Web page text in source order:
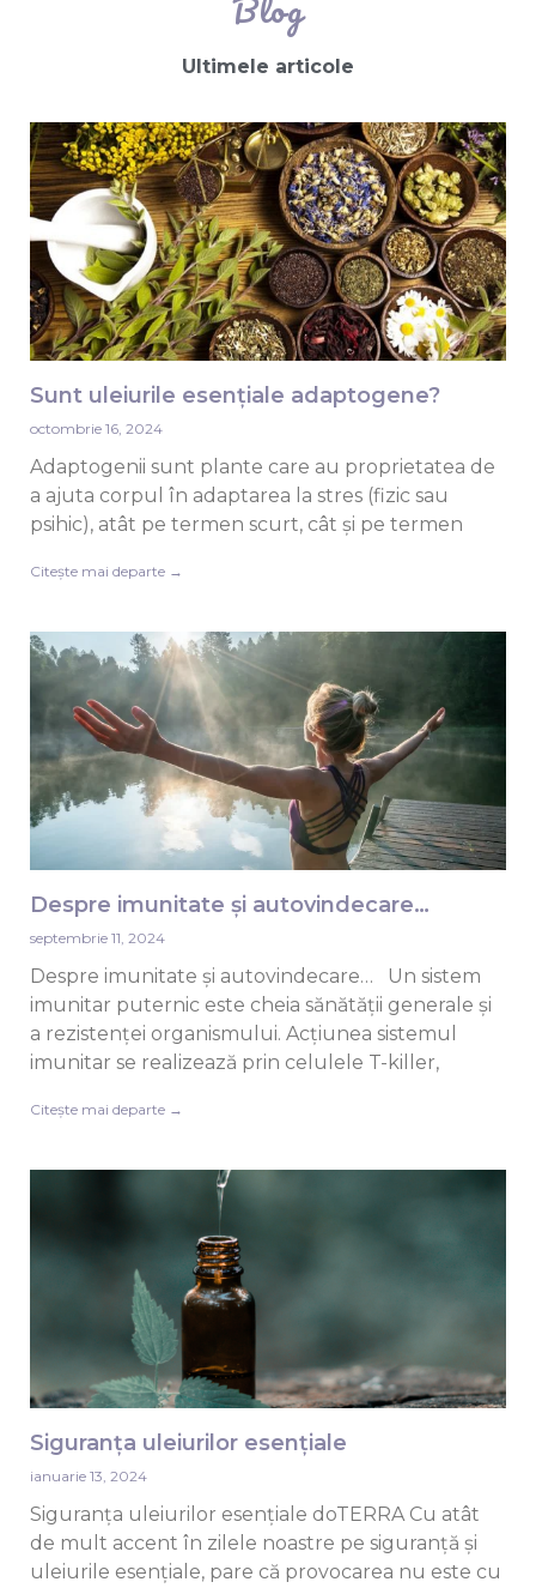
Ultimele articole
Sunt uleiurile esențiale adaptogene?
octombrie 16, 2024
Adaptogenii sunt plante care au proprietatea de
a ajuta corpul în adaptarea la stres (fizic sau
psihic), atât pe termen scurt, cât și pe termen
Citește mai departe →
Despre imunitate și autovindecare…
septembrie 11, 2024
Despre imunitate și autovindecare… Un sistem
imunitar puternic este cheia sănătății generale și
a rezistenței organismului. Acțiunea sistemul
imunitar se realizează prin celulele T-killer,
Citește mai departe →
Siguranța uleiurilor esențiale
ianuarie 13, 2024
Siguranța uleiurilor esențiale doTERRA Cu atât
de mult accent în zilele noastre pe siguranță și
uleiurile esențiale, pare că provocarea nu este cu